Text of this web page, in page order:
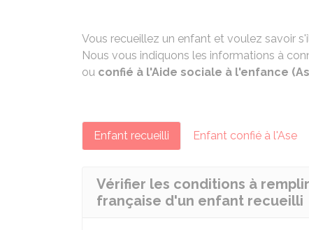
Vous recueillez un enfant et voulez savoir
Nous vous indiquons les informations à
ou confié à l'Aide sociale à l'enfance
Enfant recueilli Enfant confié à l'Ase
Vérifier les conditions à
française d'un enfant recueilli